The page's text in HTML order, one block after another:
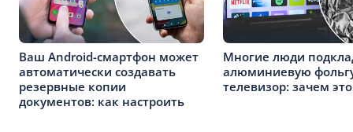
Ваш Android-смартфон может
автоматически создавать
резервные копии
документов: как настроить
Многие люди
алюминиевую
телевизор: зачем